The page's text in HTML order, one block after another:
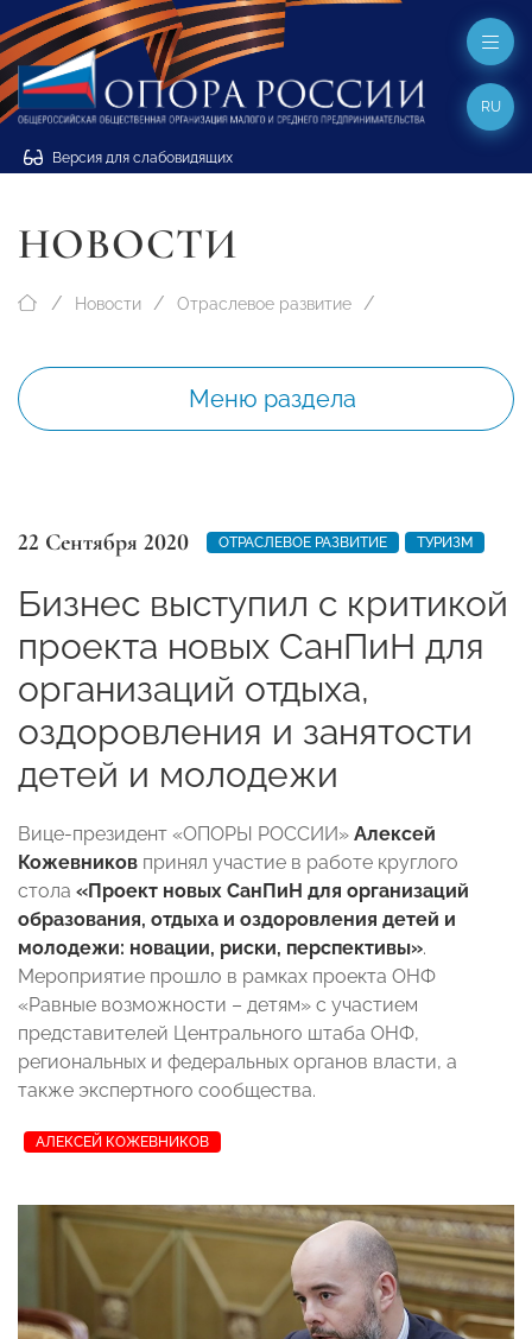
Версия для слабовидящих
RU
НОВОСТИ
Новости Отраслевое развитие
Меню раздела
22 Сентября 2020 ОТРАСЛЕВОЕ РАЗВИТИЕ ТУРИЗМ
Бизнес выступил с критикой
проекта новых СанПиН для
организаций отдыха,
оздоровления и занятости
детей и молодежи
Вице-президент «ОПОРЫ РОССИИ» Алексей
Кожевников принял участие в работе круглого
стола «Проект новых СанПиН для организаций
образования, отдыха и оздоровления детей и
молодежи: новации, риски, перспективы».
Мероприятие прошло в рамках проекта ОНФ
«Равные возможности – детям» с участием
представителей Центрального штаба ОНФ,
региональных и федеральных органов власти, а
также экспертного сообщества.
АЛЕКСЕЙ КОЖЕВНИКОВ